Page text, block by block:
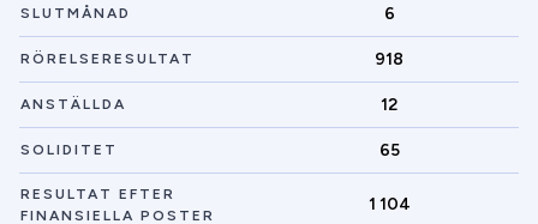
SLUTMÅNAD 6
RÖRELSERESULTAT 918
ANSTÄLLDA 12
SOLIDITET 65
RESULTAT EFTER
FINANSIELLA POSTER
1 104